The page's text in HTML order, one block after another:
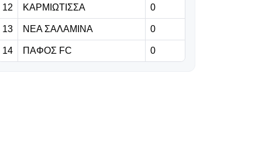
φαβορί για τη
League Phase
του Champions
League η ΑΕΚ»
12 ΚΑΡΜΙΩΤΙΣΣΑ 0
13 ΝΕΑ ΣΑΛΑΜΙΝΑ 0
14 ΠΑΦΟΣ FC 0